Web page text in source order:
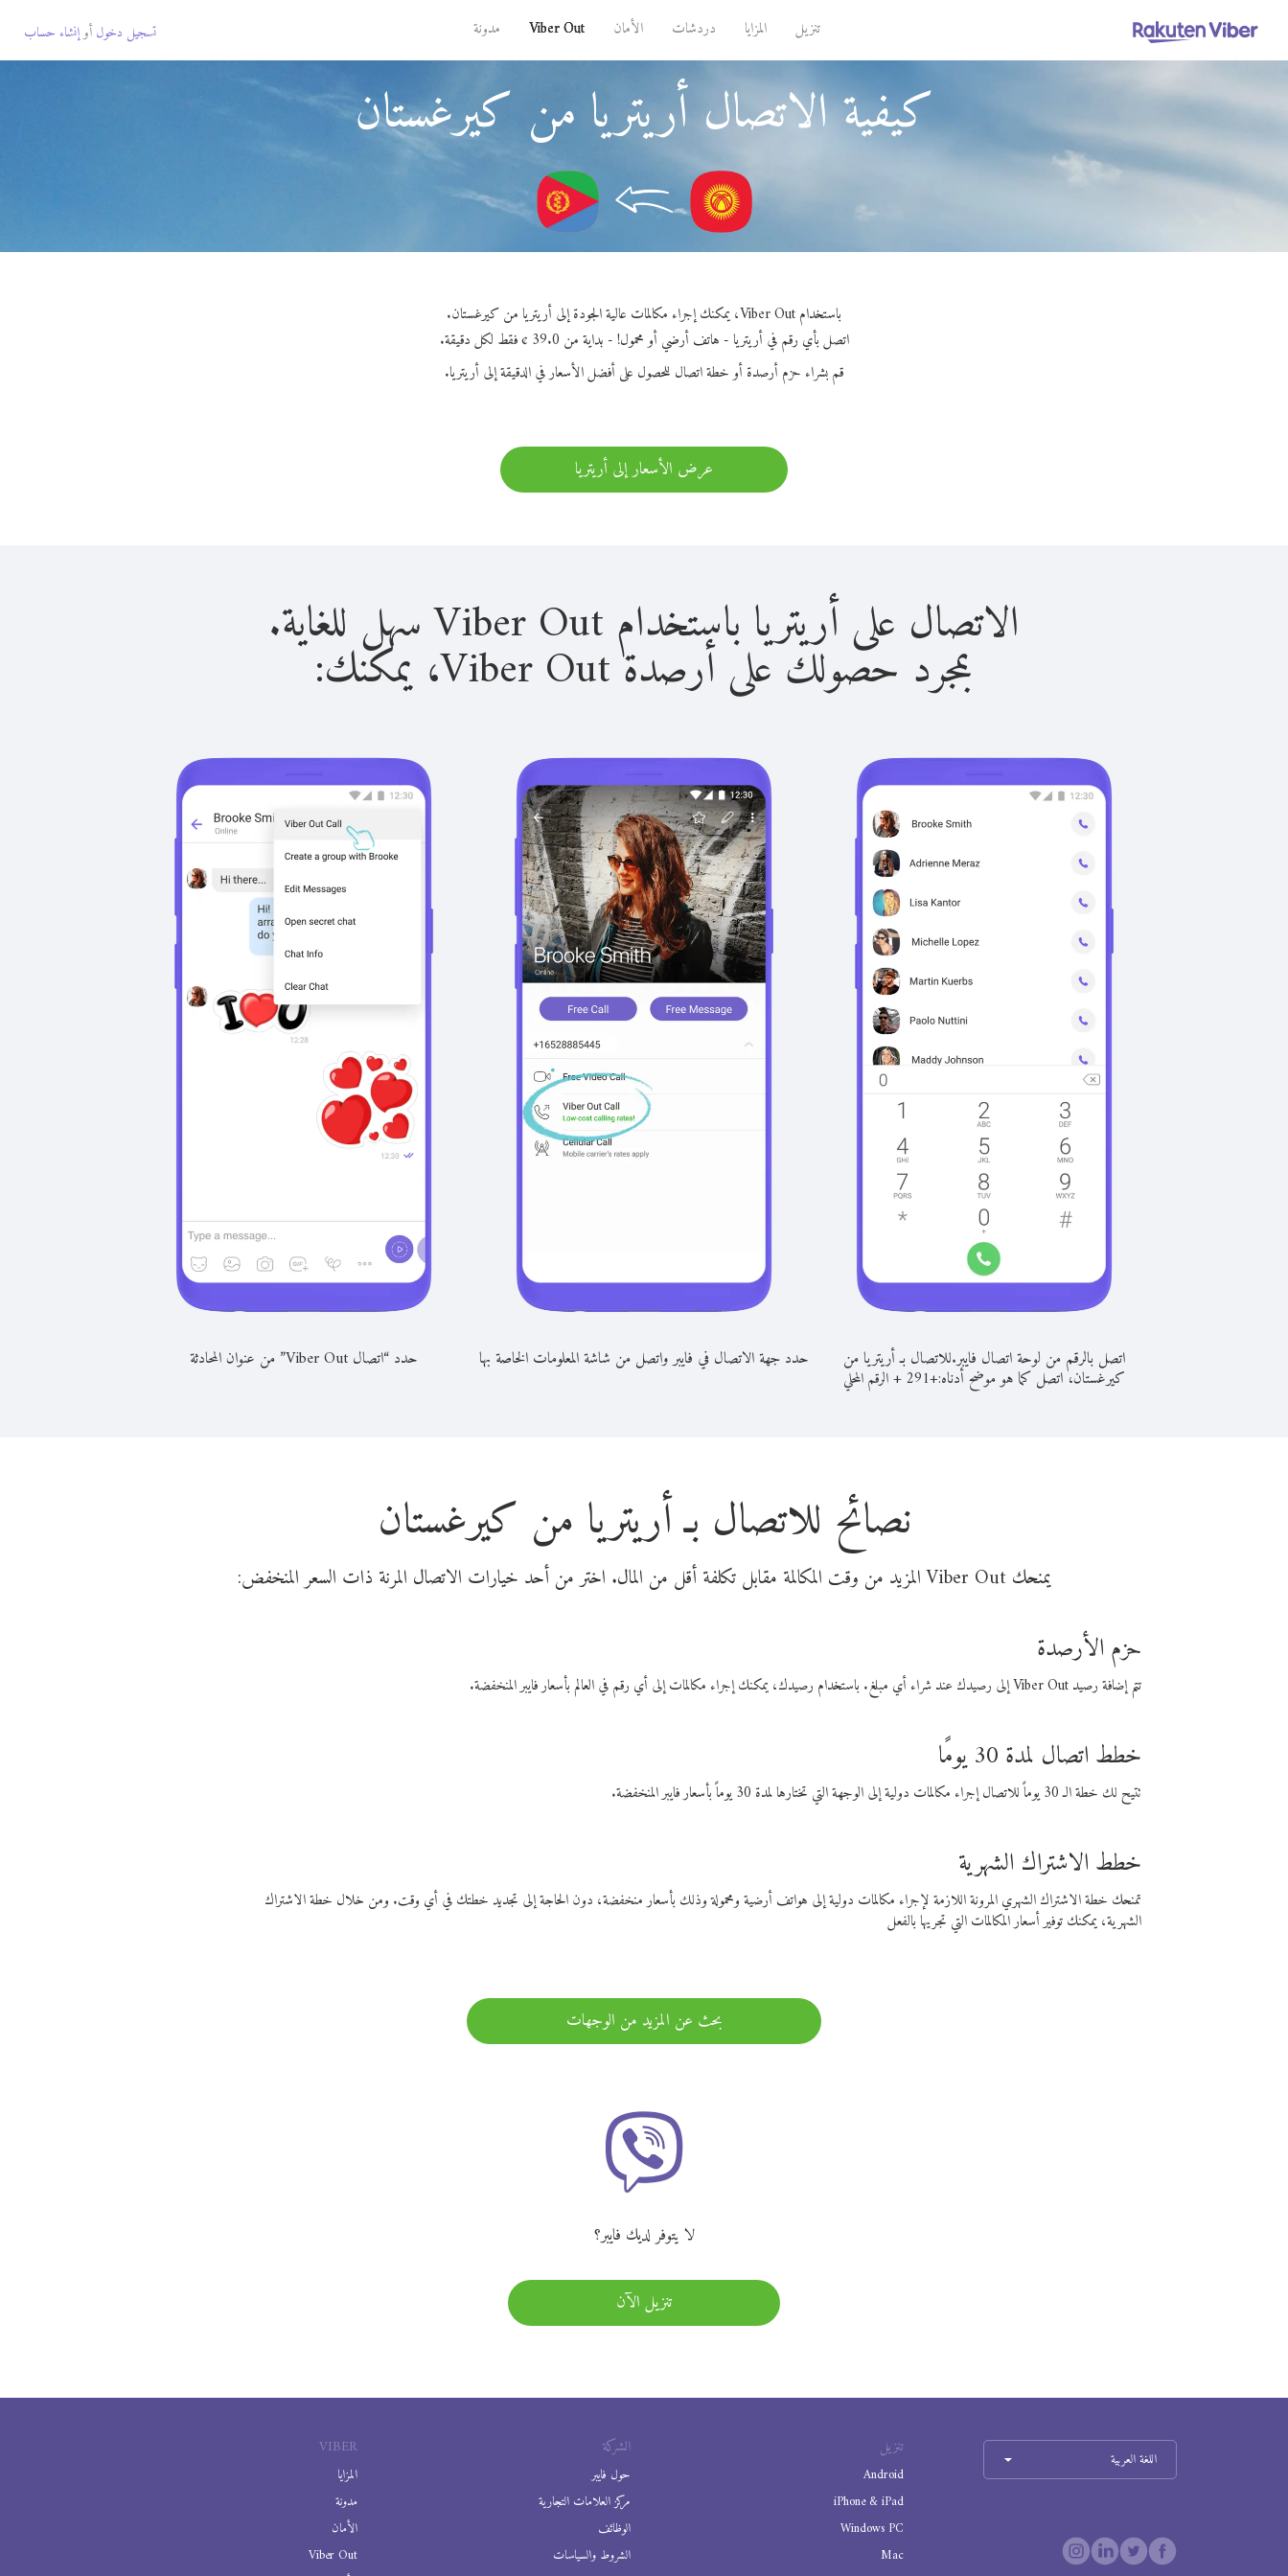
تنزيل المزايا دردشات الأمان Viber Out مدونة تسجيل دخول أوإنشاء حساب
كيفية الاتصال أريتريا من كيرغستان
باستخدام Viber Out، يمكنك إجراء مكالمات عالية الجودة إلى أريتريا من كيرغستان.
اتصل بأي رقم في أريتريا - هاتف أرضي أو محمول! - بداية من 39.0 ¢ فقط لكل دقيقة.
قم بشراء حزم أرصدة أو خطة اتصال للحصول على أفضل الأسعار في الدقيقة إلى أريتريا.
عرض الأسعار إلى أريتريا
الاتصال على أريتريا باستخدام Viber Out سهل للغاية.
بمجرد حصولك على أرصدة Viber Out، يمكنك:
اتصل بالرقم من لوحة اتصال فايبر.للاتصال بـ أريتريا من
كيرغستان، اتصل كما هو موضح أدناه:+
291
+الرقم المحلي
حدد جهة الاتصال في فايبر واتصل من شاشة المعلومات الخاصة بها حدد “اتصال Viber Out” من عنوان المحادثة
نصائح للاتصال بـ أريتريا من كيرغستان
يمنحك Viber Out المزيد من وقت المكالمة مقابل تكلفة أقل من المال. اختر من أحد خيارات الاتصال المرنة ذات السعر المنخفض:
حزم الأرصدة
تتم إضافة رصيد Viber Out إلى رصيدك عند شراء أي مبلغ. باستخدام رصيدك، يمكنك إجراء مكالمات إلى أي رقم في العالم بأسعار فايبر المنخفضة.
خطط اتصال لمدة 30 يومًا
تتيح لك خطة الـ 30 يوماً للاتصال إجراء مكالمات دولية إلى الوجهة التي تختارها لمدة 30 يوماً بأسعار فايبر المنخفضة.
خطط الاشتراك الشهرية
تمنحك خطة الاشتراك الشهري المرونة اللازمة لإجراء مكالمات دولية إلى هواتف أرضية ومحمولة وذلك بأسعار منخفضة، دون الحاجة إلى تجديد خطتك في أي وقت. ومن خلال خطة الاشتراك
الشهرية، يمكنك توفير أسعار المكالمات التي تجريها بالفعل
بحث عن المزيد من الوجهات
لا يتوفر لديك فايبر؟
تنزيل الآن
VIBER
المزايا
مدونة
الأمان
Viber Out
الشركة
حول فايبر
مركز العلامات التجارية
الوظائف
الشروط والسياسات
تنزيل
Android
iPhone & iPad
Windows PC
Mac
اللغة العربية